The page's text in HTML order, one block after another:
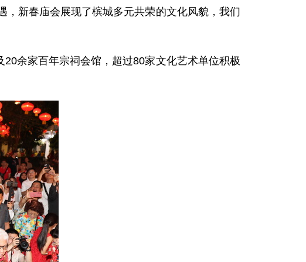
新春庙会展现了槟城多元共荣的文化风貌，我们
余家百年宗祠会馆，超过80家文化艺术单位积极